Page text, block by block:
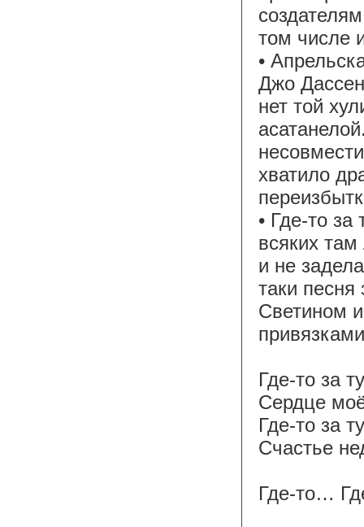
том числе
•
Джо
нет той
хватило
• Где-то
всяких
и не
таки песня
Светином
Где-то за
Сердце
Где-то за
Счастье
Где-то…